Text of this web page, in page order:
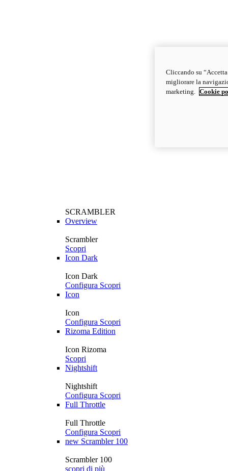
SCRAMBLER
Overview
Scrambler
Scopri
Icon Dark
Icon Dark
Configura Scopri
Icon
Icon
Configura Scopri
Rizoma Edition
Icon Rizoma
Scopri
Nightshift
Nightshift
Configura Scopri
Full Throttle
Full Throttle
Configura Scopri
new Scrambler 100
Scrambler 100
scopri di più
Cliccando su
migliorare la
marketing.
Cookie